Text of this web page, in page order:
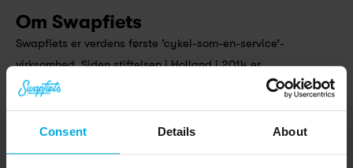
Consent Details About
Om Swapfiets
Swapfiets er verdens første ’cykel-som-en-service’-
virksomhed. Siden stiftelsen i Holland i 2014 er
Swapfiets vokset til at være en af de førende mikro-
mobilitetsvirksomheder i Europa med over 270.000
medlemmer i Holland, Tyskland, Belgien, Danmark,